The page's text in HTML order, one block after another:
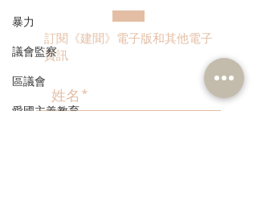
暴力
議會監察
區議會
愛國主義教育
訂閱《建聞》電子版和其他電子
資訊